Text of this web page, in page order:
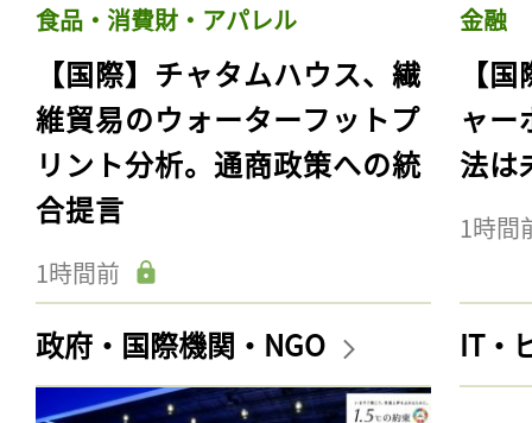
食品・消費財・アパレル
【国際】チャタムハウス、繊
維貿易のウォーターフットプ
リント分析。通商政策への統
合提言
1時間前
金融
【
ャー
法は
1時間
政府・国際機関・NGO IT・